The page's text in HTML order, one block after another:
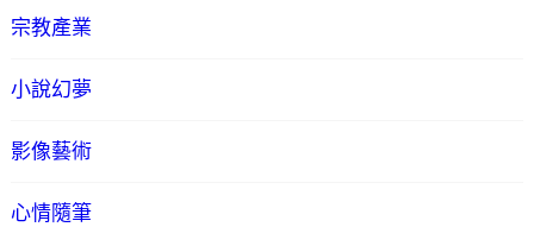
宗教產業
小說幻夢
影像藝術
心情隨筆